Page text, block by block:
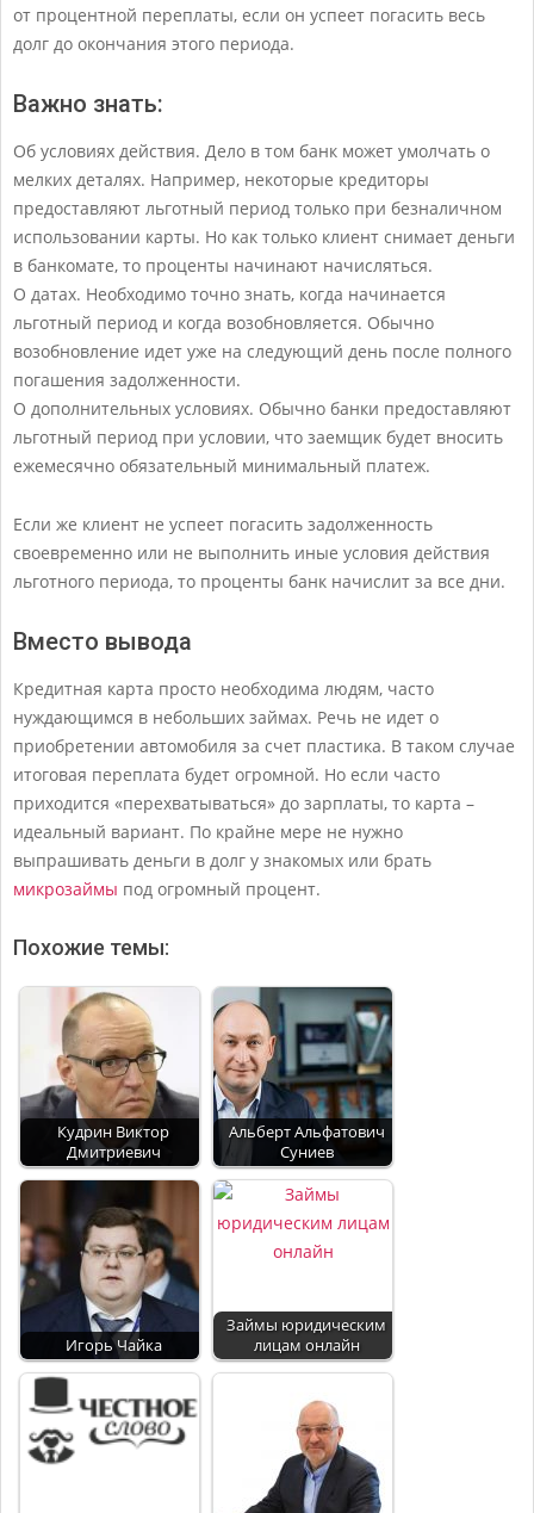
от процентной переплаты, если он успеет погасить весь
долг до окончания этого периода.
Важно знать:
Об условиях действия. Дело в том банк может умолчать о
мелких деталях. Например, некоторые кредиторы
предоставляют льготный период только при безналичном
использовании карты. Но как только клиент снимает деньги
в банкомате, то проценты начинают начисляться.
О датах. Необходимо точно знать, когда начинается
льготный период и когда возобновляется. Обычно
возобновление идет уже на следующий день после полного
погашения задолженности.
О дополнительных условиях. Обычно банки предоставляют
льготный период при условии, что заемщик будет вносить
ежемесячно обязательный минимальный платеж.
Если же клиент не успеет погасить задолженность
своевременно или не выполнить иные условия действия
льготного периода, то проценты банк начислит за все дни.
Вместо вывода
Кредитная карта просто необходима людям, часто
нуждающимся в небольших займах. Речь не идет о
приобретении автомобиля за счет пластика. В таком случае
итоговая переплата будет огромной. Но если часто
приходится «перехватываться» до зарплаты, то карта –
идеальный вариант. По крайне мере не нужно
выпрашивать деньги в долг у знакомых или брать
микрозаймы под огромный процент.
Похожие темы:
Кудрин Виктор
Дмитриевич
Альберт Альфатович
Суниев
Игорь Чайка
Займы юридическим
лицам онлайн